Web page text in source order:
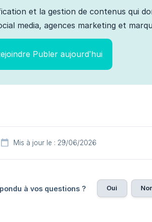
et la gestion de contenus qui
media, agences marketing et
Publer aujourd’hui
Mis à jour le : 29/06/2026
à vos questions ? Oui